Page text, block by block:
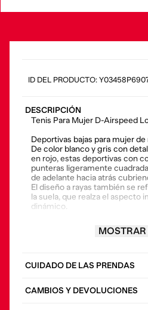
:
DESCRIPCIÓN
Tenis Para Mujer D-Airspeed
Deportivas bajas para mujer
De color blanco y gris con
en rojo, estas deportivas con
punteras ligeramente
de adelante hacia atrás
El diseño a rayas también se
la suela, que realza el aspecto
dinámico.
• Composición: 100%Poliéster
CUIDADO DE LAS PRENDAS
CAMBIOS Y DEVOLUCIONES